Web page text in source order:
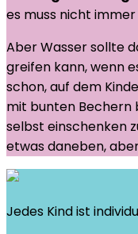
es muss nicht
Aber Wasser sollte
greifen kann, wenn
schon, auf dem
mit bunten Bechern
selbst einschenken
etwas daneben,
Jedes Kind ist